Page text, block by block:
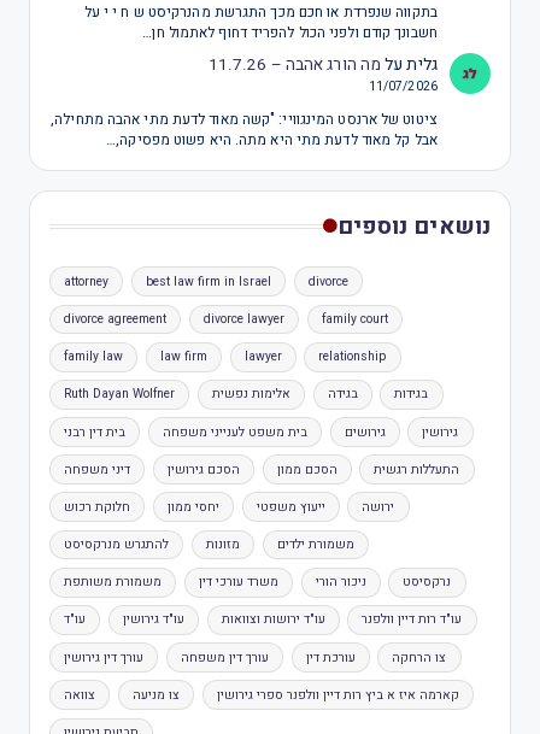
בתקווה שנפרדת או חכם מכך התגרשת מהנרקיסט ש ח י י על
חשבונך קודם ולפני הכול להפריד דחוף לאתמול חן…
גליתעל מה הורג אהבה – 11.7.26
11/07/2026
ציטוט של ארנסט המינגוויי: "קשה מאוד לדעת מתי אהבה מתחילה,
אבל קל מאוד לדעת מתי היא מתה. היא פשוט מפסיקה,…
נושאים נוספים
attorney best law firm in Israel divorce
divorce agreement divorce lawyer family court
family law law firm lawyer relationship
Ruth Dayan Wolfner אלימות נפשית בגידה בגידות
בית דין רבני בית משפט לענייני משפחה גירושים גירושין
דיני משפחה הסכם גירושין הסכם ממון התעללות רגשית
חלוקת רכוש יחסי ממון ייעוץ משפטי ירושה
להתגרש מנרקסיסט מזונות משמורת ילדים
משמורת משותפת משרד עורכי דין ניכור הורי נרקסיסט
עו"ד עו"ד גירושין עו"ד ירושות וצוואות עו"ד רות דיין וולפנר
עורך דין גירושין עורך דין משפחה עורכת דין צו הרחקה
צוואה צו מניעה קארמה איז א ביץ רות דיין וולפנר ספרי גירושין